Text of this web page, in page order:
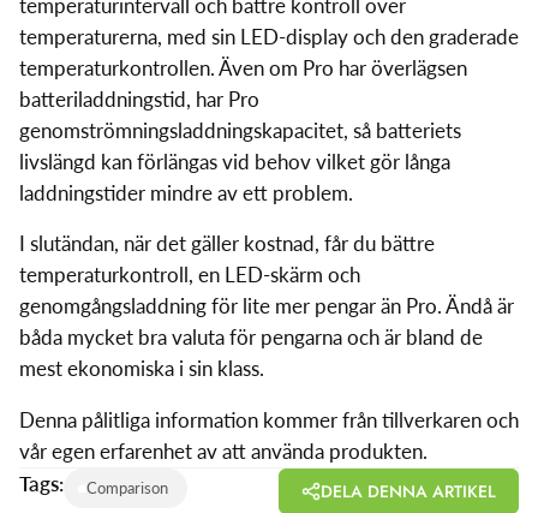
temperaturerna, med sin LED-display och den graderade
temperaturkontrollen. Även om Pro har överlägsen
batteriladdningstid, har Pro
genomströmningsladdningskapacitet, så batteriets
livslängd kan förlängas vid behov vilket gör långa
laddningstider mindre av ett problem.
I slutändan, när det gäller kostnad, får du bättre
temperaturkontroll, en LED-skärm och
genomgångsladdning för lite mer pengar än Pro. Ändå är
båda mycket bra valuta för pengarna och är bland de
mest ekonomiska i sin klass.
Denna pålitliga information kommer från tillverkaren och
vår egen erfarenhet av att använda produkten.
Tags:
Comparison DELA DENNA ARTIKEL